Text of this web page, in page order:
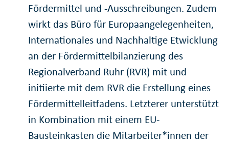
Fördermittel und -Ausschreibungen. Zudem
wirkt das Büro für Europaangelegenheiten,
Internationales und Nachhaltige Etwicklung
an der Fördermittelbilanzierung des
Regionalverband Ruhr (RVR) mit und
initiierte mit dem RVR die Erstellung eines
Fördermittelleitfadens. Letzterer unterstützt
in Kombination mit einem EU-
Bausteinkasten die Mitarbeiter*innen der